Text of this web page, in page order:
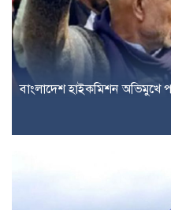
বাংলাদেশ হাইকমিশন অভিমুখে